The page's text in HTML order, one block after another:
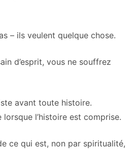
– ils veulent quelque chose.
d’esprit, vous ne souffrez
avant toute histoire.
l’histoire est comprise.
ce qui est, non par spiritualité,